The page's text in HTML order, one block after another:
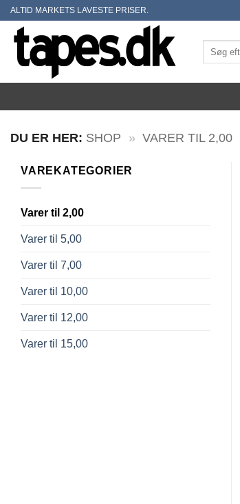
Skip
content
ALTID MARKETS LAVESTE PRISER.
Søg
efter:
DU ER HER: SHOP » VARER TIL 2,00
VAREKATEGORIER
Varer til 2,00
Varer til 5,00
Varer til 7,00
Varer til 10,00
Varer til 12,00
Varer til 15,00